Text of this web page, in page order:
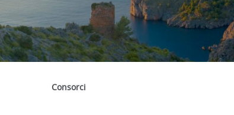
Consorci